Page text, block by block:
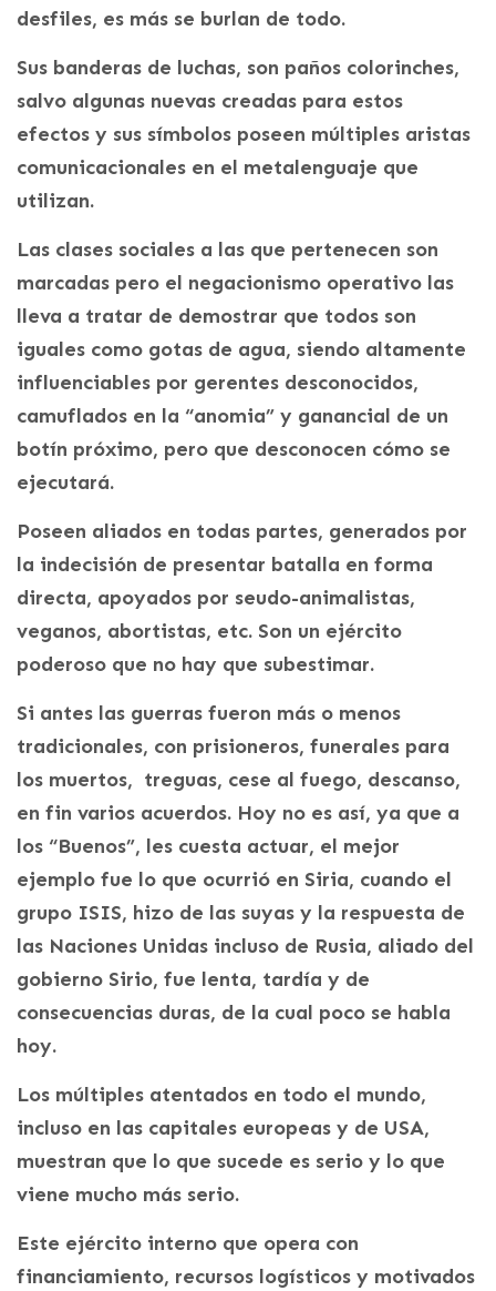
desfiles, es más se burlan de todo.
Sus banderas de luchas, son paños colorinches,
salvo algunas nuevas creadas para estos
efectos y sus símbolos poseen múltiples aristas
comunicacionales en el metalenguaje que
utilizan.
Las clases sociales a las que pertenecen son
marcadas pero el negacionismo operativo las
lleva a tratar de demostrar que todos son
iguales como gotas de agua, siendo altamente
influenciables por gerentes desconocidos,
camuflados en la “anomia” y ganancial de un
botín próximo, pero que desconocen cómo se
ejecutará.
Poseen aliados en todas partes, generados por
la indecisión de presentar batalla en forma
directa, apoyados por seudo-animalistas,
veganos, abortistas, etc. Son un ejército
poderoso que no hay que subestimar.
Si antes las guerras fueron más o menos
tradicionales, con prisioneros, funerales para
los muertos, treguas, cese al fuego, descanso,
en fin varios acuerdos. Hoy no es así, ya que a
los “Buenos”, les cuesta actuar, el mejor
ejemplo fue lo que ocurrió en Siria, cuando el
grupo ISIS, hizo de las suyas y la respuesta de
las Naciones Unidas incluso de Rusia, aliado del
gobierno Sirio, fue lenta, tardía y de
consecuencias duras, de la cual poco se habla
hoy.
Los múltiples atentados en todo el mundo,
incluso en las capitales europeas y de USA,
muestran que lo que sucede es serio y lo que
viene mucho más serio.
Este ejército interno que opera con
financiamiento, recursos logísticos y motivados